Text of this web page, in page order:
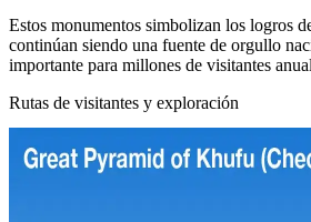
Estos monumentos simbolizan los logros
continúan siendo una fuente de orgullo
importante para millones de visitantes
Rutas de visitantes y exploración